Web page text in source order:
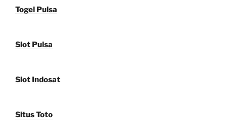
Togel Pulsa
Slot Pulsa
Slot Indosat
Situs Toto